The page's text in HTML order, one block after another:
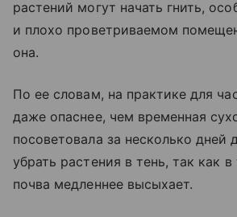
растений могут начать гнить,
и плохо проветриваемом
она.
По ее словам, на практике для
даже опаснее, чем временная
посоветовала за несколько дней
убрать растения в тень, так как
почва медленнее высыхает.